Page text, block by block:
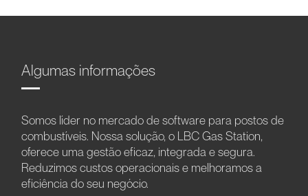
Algumas informações
Somos líder no mercado de software para postos de
combustíveis. Nossa solução, o LBC Gas Station,
oferece uma gestão eficaz, integrada e segura.
Reduzimos custos operacionais e melhoramos a
eficiência do seu negócio.